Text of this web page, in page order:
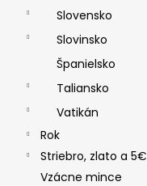
Slovensko
Slovinsko
Španielsko
Taliansko
Vatikán
Rok
Striebro, zlato a 5€
Vzácne mince